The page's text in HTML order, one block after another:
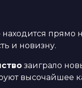
и новизну.
заиграло
высочайшее